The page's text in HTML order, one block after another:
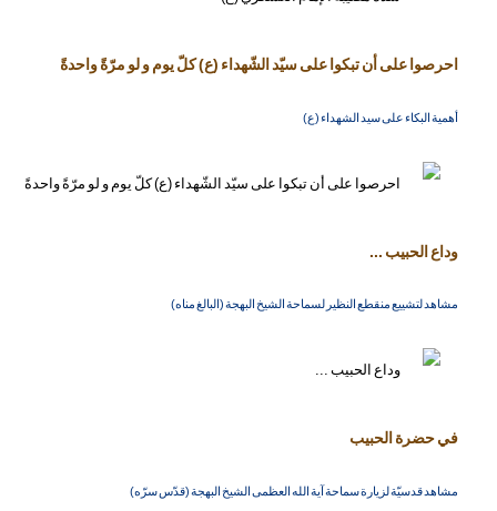
احرصوا على أن تبكوا على سيّد الشّهداء (ع) كلّ يوم و لو مرّةً واحدةً
أهمية البكاء على سيد الشهداء (ع)
وداع الحبيب ...
مشاهد لتشييع منقطع النظير لسماحة الشيخ البهجة (البالغ مناه)
في حضرة الحبيب
مشاهد قدسيّة لزيارة سماحة آية الله العظمى الشيخ البهجة (قدّس سرّه)